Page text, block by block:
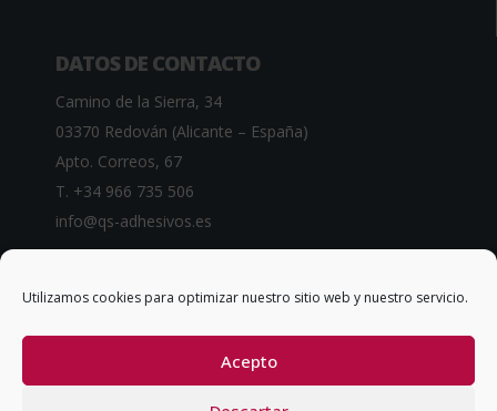
Utilizamos cookies para optimizar nuestro sitio web y nuestro servicio.
Acepto
DATOS DE CONTACTO
Camino de la Sierra, 34
03370 Redován (Alicante – España)
Apto. Correos, 67
T. +34 966 735 506
info@qs-adhesivos.es
CONDICIONES GENERALES DE VENTA